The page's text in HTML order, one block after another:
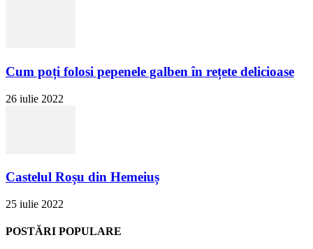
Cum poți folosi pepenele galben în rețete delicioase
26 iulie 2022
Castelul Roșu din Hemeiuș
25 iulie 2022
POSTĂRI POPULARE